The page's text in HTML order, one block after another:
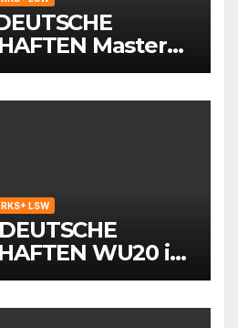
Masters
LSW
WU20 in
Bochum